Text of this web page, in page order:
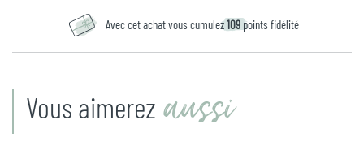
Avec cet achat vous cumulez109 points fidélité
Vous aimerez aussi